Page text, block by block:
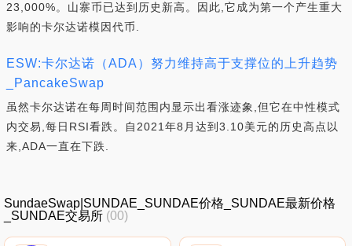
23,000%。山寨币已达到历史新高。因此,它成为第一个产生重大
影响的卡尔达诺模因代币.
ESW:卡尔达诺（ADA）努力维持高于支撑位的上升趋势
_PancakeSwap
虽然卡尔达诺在每周时间范围内显示出看涨迹象,但它在中性模式
内交易,每日RSI看跌。自2021年8月达到3.10美元的历史高点以
来,ADA一直在下跌.
SundaeSwap|SUNDAE_SUNDAE价格_SUNDAE最新价格
_SUNDAE交易所 (00)